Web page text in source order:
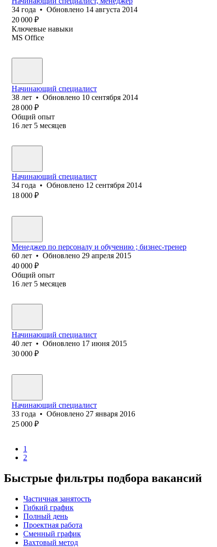
34 года • Обновлено 14 августа 2014
20 000 ₽
Ключевые навыки
MS Office
Начинающий специалист
38 лет • Обновлено 10 сентября 2014
28 000 ₽
Общий опыт
16 лет 5 месяцев
Начинающий специалист
34 года • Обновлено 12 сентября 2014
18 000 ₽
Менеджер по персоналу и обучению ; бизнес-тренер
60 лет • Обновлено 29 апреля 2015
40 000 ₽
Общий опыт
16 лет 5 месяцев
Начинающий специалист
40 лет • Обновлено 17 июня 2015
30 000 ₽
Начинающий специалист
33 года • Обновлено 27 января 2016
25 000 ₽
1
2
Быстрые фильтры подбора вакансий
Частичная занятость
Гибкий график
Полный день
Проектная работа
Сменный график
Вахтовый метод